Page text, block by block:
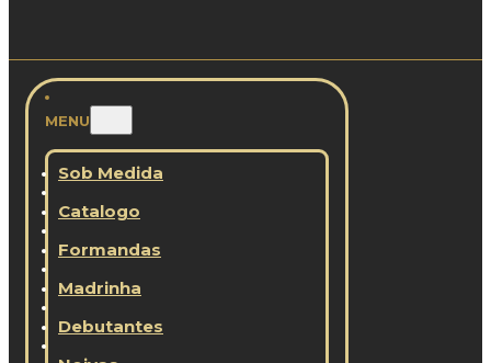
MENU
Sob Medida
Catalogo
Formandas
Madrinha
Debutantes